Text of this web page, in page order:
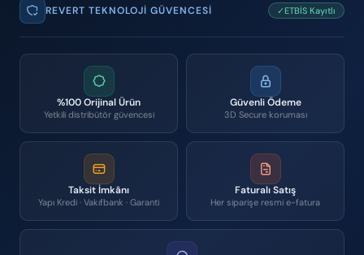
REVERT TEKNOLOJI GÜVENCESI ✓ETBİS Kayıtlı
%100 Orijinal Ürün
Yetkili distribütör güvencesi
Güvenli Ödeme
3D Secure koruması
Taksit İmkânı
Yapı Kredi · Vakıfbank · Garanti
Faturalı Satış
Her siparişe resmi e-fatura